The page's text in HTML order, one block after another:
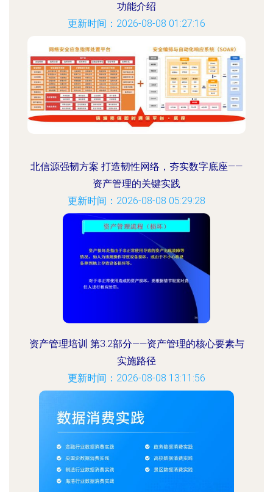
功能介绍
更新时间：2026-08-08 01:27:16
北信源强韧方案 打造韧性网络，夯实数字底座——
资产管理的关键实践
更新时间：2026-08-08 05:29:28
资产管理培训 第3.2部分——资产管理的核心要素与
实施路径
更新时间：2026-08-08 13:11:56